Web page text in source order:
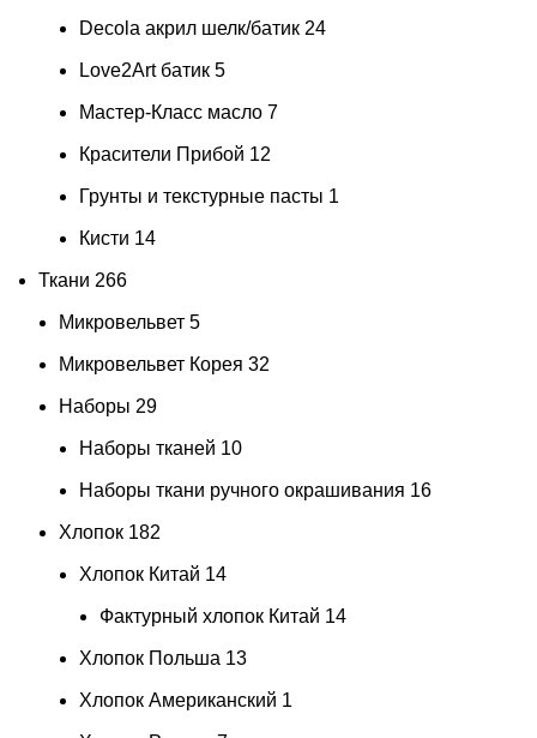
Decola акрил шелк/батик 24
Love2Art батик 5
Мастер-Класс масло 7
Красители Прибой 12
Грунты и текстурные пасты 1
Кисти 14
Ткани 266
Микровельвет 5
Микровельвет Корея 32
Наборы 29
Наборы тканей 10
Наборы ткани ручного окрашивания 16
Хлопок 182
Хлопок Китай 14
Фактурный хлопок Китай 14
Хлопок Польша 13
Хлопок Американский 1